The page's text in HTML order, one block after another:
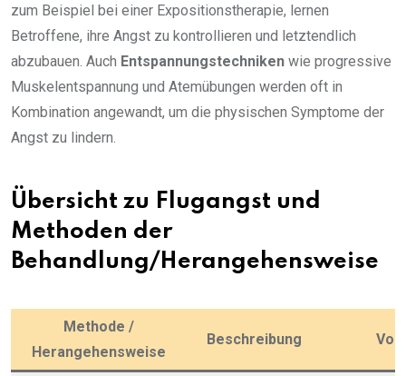
zum Beispiel bei einer Expositionstherapie, lernen
Betroffene, ihre Angst zu kontrollieren und letztendlich
abzubauen. Auch Entspannungstechniken wie progressive
Muskelentspannung und Atemübungen werden oft in
Kombination angewandt, um die physischen Symptome der
Angst zu lindern.
Übersicht zu Flugangst und
Methoden der
Behandlung/Herangehensweise
Methode /
Herangehensweise
Beschreibung